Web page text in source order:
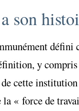
son
défini
y
cette
« force de